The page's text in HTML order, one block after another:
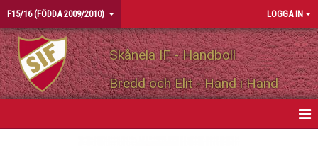
F15/16 (FÖDDA 2009/2010) LOGGA IN
Skånela IF - Handboll
Bredd och Elit - Hand i Hand